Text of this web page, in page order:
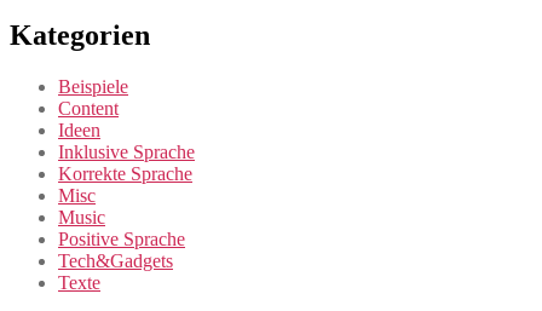
Kategorien
Beispiele
Content
Ideen
Inklusive Sprache
Korrekte Sprache
Misc
Music
Positive Sprache
Tech&Gadgets
Texte